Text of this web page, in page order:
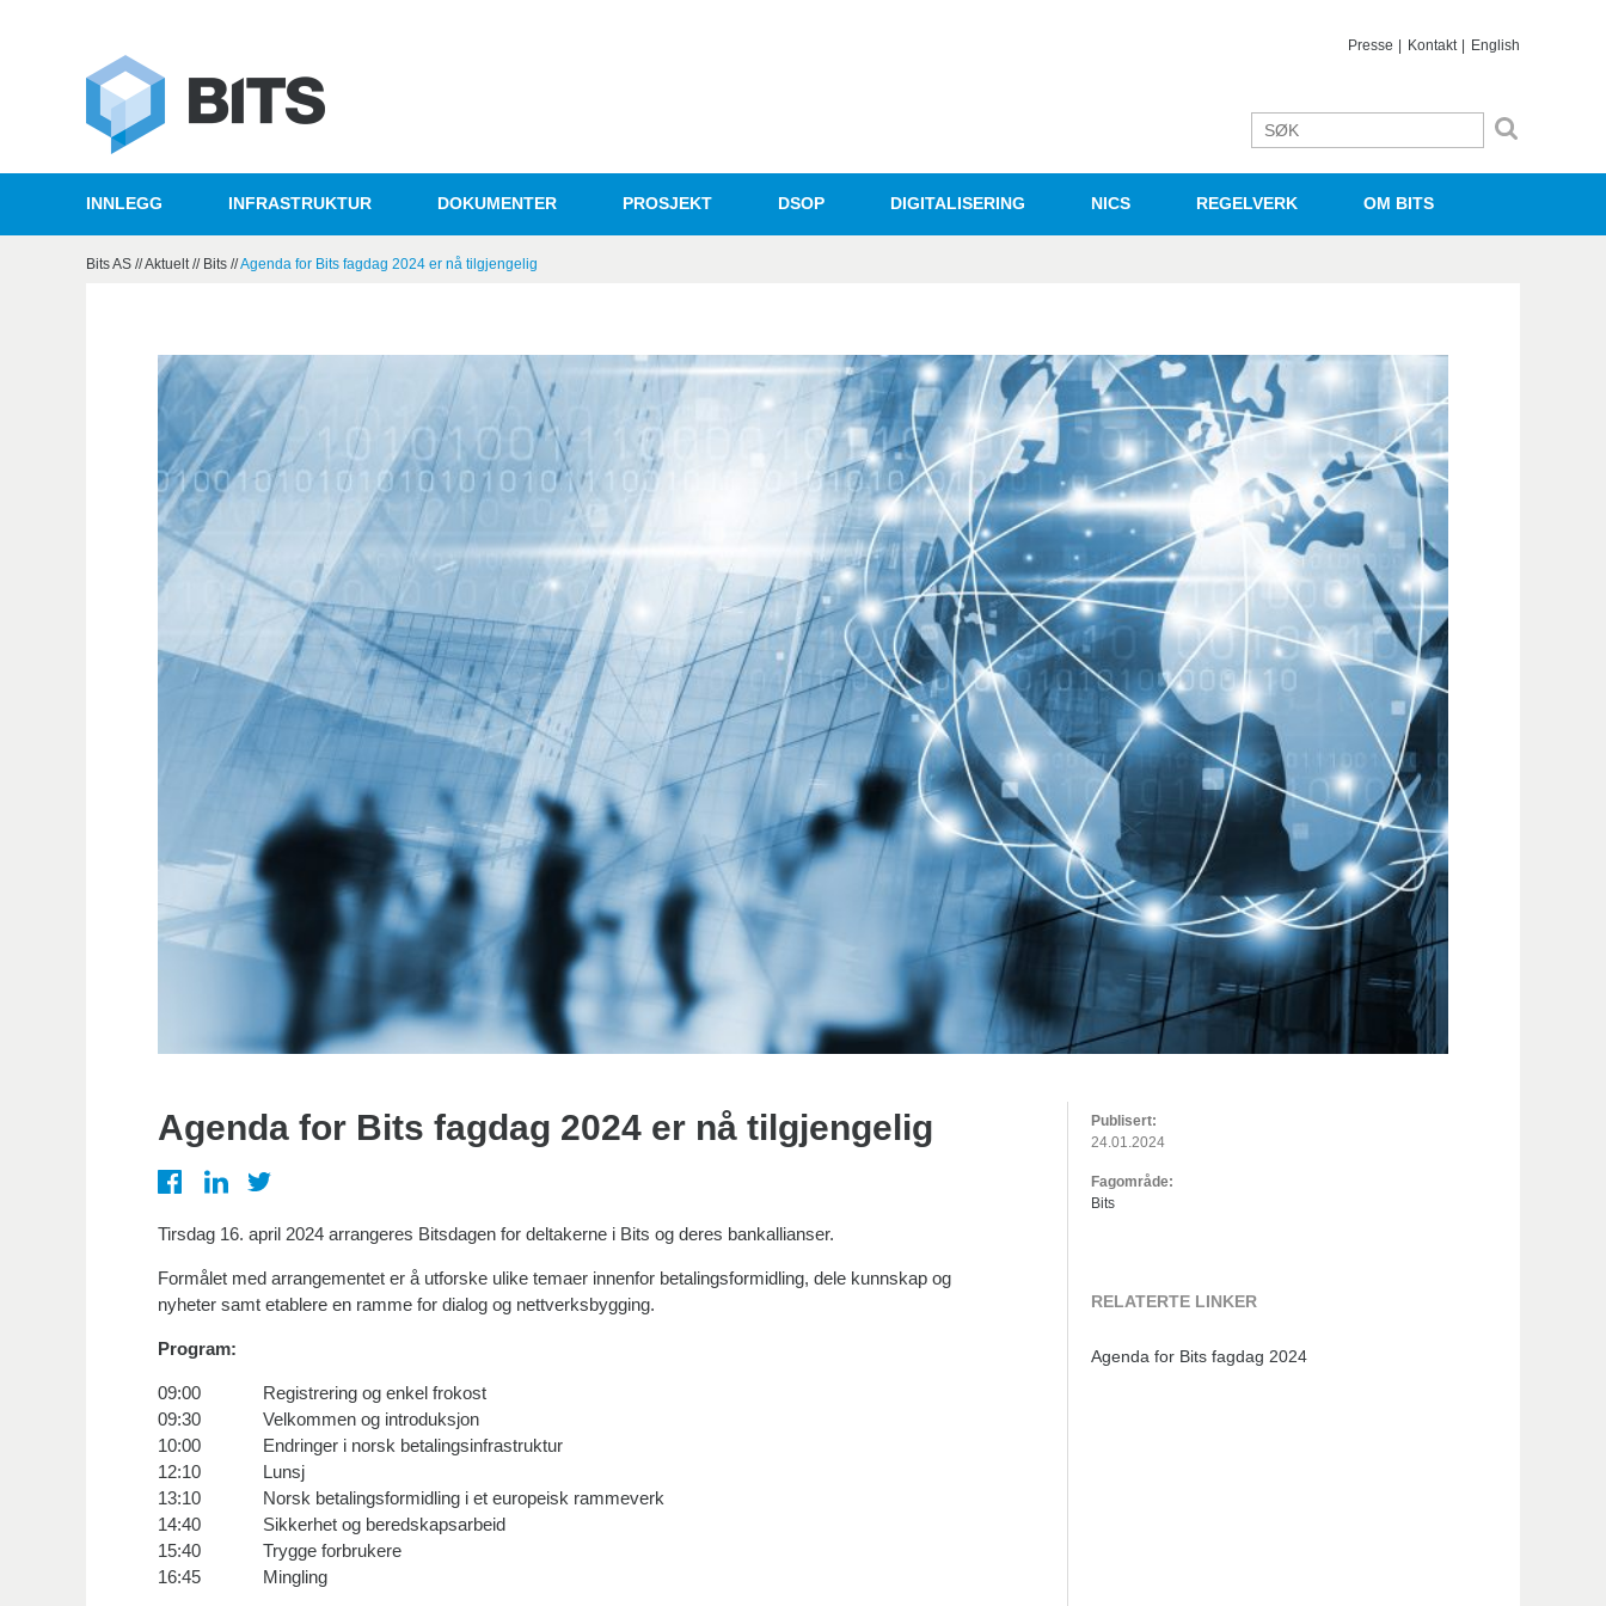
Presse Kontakt English
INNLEGG INFRASTRUKTUR DOKUMENTER PROSJEKT DSOP DIGITALISERING NICS REGELVERK OM BITS
Bits AS //Aktuelt// Bits //Agenda for Bits fagdag 2024 er nå tilgjengelig
Agenda for Bits fagdag 2024 er nå tilgjengelig
Tirsdag 16. april 2024 arrangeres Bitsdagen for deltakerne i Bits og deres bankallianser.
Formålet med arrangementet er å utforske ulike temaer innenfor betalingsformidling, dele kunnskap og
nyheter samt etablere en ramme for dialog og nettverksbygging.
Program:
09:00 Registrering og enkel frokost
09:30 Velkommen og introduksjon
10:00 Endringer i norsk betalingsinfrastruktur
12:10 Lunsj
13:10 Norsk betalingsformidling i et europeisk rammeverk
14:40 Sikkerhet og beredskapsarbeid
15:40 Trygge forbrukere
16:45 Mingling
Publisert:
24.01.2024
Fagområde:
Bits
RELATERTE LINKER
Agenda for Bits fagdag 2024